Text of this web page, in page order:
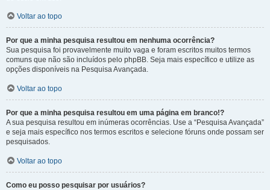
Voltar ao topo
Por que a minha pesquisa resultou em nenhuma ocorrência?
Sua pesquisa foi provavelmente muito vaga e foram escritos muitos termos
comuns que não são incluídos pelo phpBB. Seja mais específico e utilize as
opções disponíveis na Pesquisa Avançada.
Voltar ao topo
Por que a minha pesquisa resultou em uma página em branco!?
A sua pesquisa resultou em inúmeras ocorrências. Use a “Pesquisa Avançada”
e seja mais específico nos termos escritos e selecione fóruns onde possam ser
pesquisados.
Voltar ao topo
Como eu posso pesquisar por usuários?